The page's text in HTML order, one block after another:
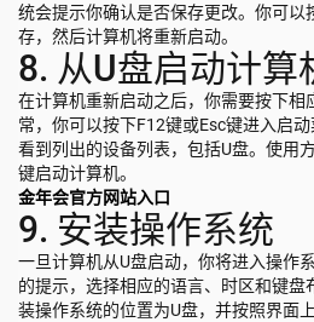
统会提示你确认是否保存更改。你可以
存，然后计算机将重新启动。
8. 从U盘启动计算
在计算机重新启动之后，你需要按下相
常，你可以按下F12键或Esc键进入启
看到列出的设备列表，包括U盘。使用
键启动计算机。
金年会官方网站入口
9. 安装操作系统
一旦计算机从U盘启动，你将进入操作
的提示，选择相应的语言、时区和键盘
装操作系统的位置为U盘，并按照界面